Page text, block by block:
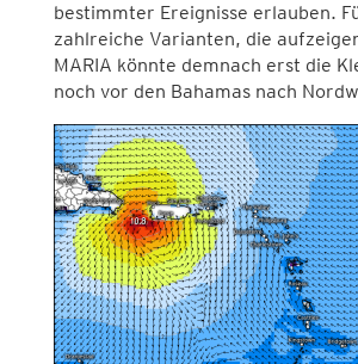
bestimmter Ereignisse erlauben.
zahlreiche Varianten, die
MARIA könnte demnach erst die
noch vor den Bahamas nach